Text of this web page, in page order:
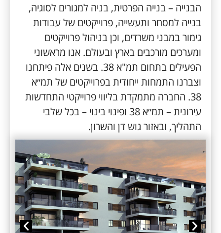
הבנייה – בנייה הפרטית, בניה למגורים לסוגיה,
בנייה למסחר ותעשייה, פרוייקטים של עבודות
גימור במבני משרדים, וכן בניהול פרוייקטים
ומערכים מורכבים בארץ ובעולם. אנו מראשוני
הפעילים בתחום תמ"א 38. בשנים אלה פיתחנו
וצברנו התמחות ייחודית בפרוייקטים של תמ״א
38. החברה מתמקדת בליווי פרוייקטי התחדשות
עירונית – תמ״א 38 ופינוי בינוי – בכל שלבי
התהליך, ובאזור גוש דן והשרון.